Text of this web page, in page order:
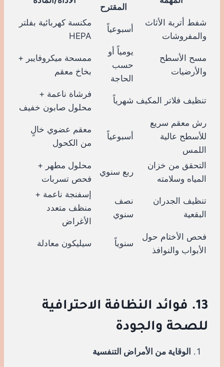
المقترح
شفط أتربة الأثاث
والمفروشات
أسبوعياً
مكنسة كهربائية بفلتر
HEPA
مسح الأسطح
والأرضيات
يومياً أو
حسب
الحاجة
ممسحة ميكروفايبر +
بخاخ معقم
تنظيف فلاتر المكيف شهرياً
فرشاة ناعمة +
محلول صابون خفيف
رش معقم سريع
للأسطح عالية
اللمس
أسبوعياً
معقم عضوي خالٍ
من الكحول
التحقق من خزان
المياه وسلامته
ربع سنوي
محلول مطهر +
فحص تسربات
تنظيف الجدران
البقعية
نصف
سنوي
إسفنجة ناعمة +
منظف متعدد
الأغراض
فحص الأختام حول
الأبواب والنوافذ
سنوياً سيليكون معادلة
13. فوائد النظافة الاحترافية
للصحة والجودة
الوقاية من الأمراض التنفسية